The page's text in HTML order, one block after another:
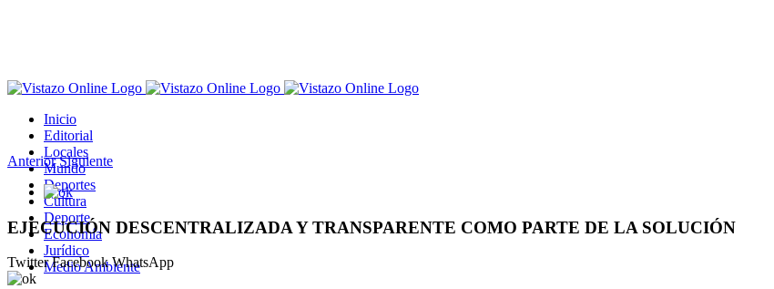
Inicio
Editorial
Locales
Mundo
Deportes
Cultura
Deporte
Economía
Jurídico
Medio Ambiente
Anterior Siguiente
Ver
imagen
más
grande
EJECUCIÓN DESCENTRALIZADA Y TRANSPARENTE COMO PARTE DE LA SOLUCIÓN
TwitterFacebookWhatsApp